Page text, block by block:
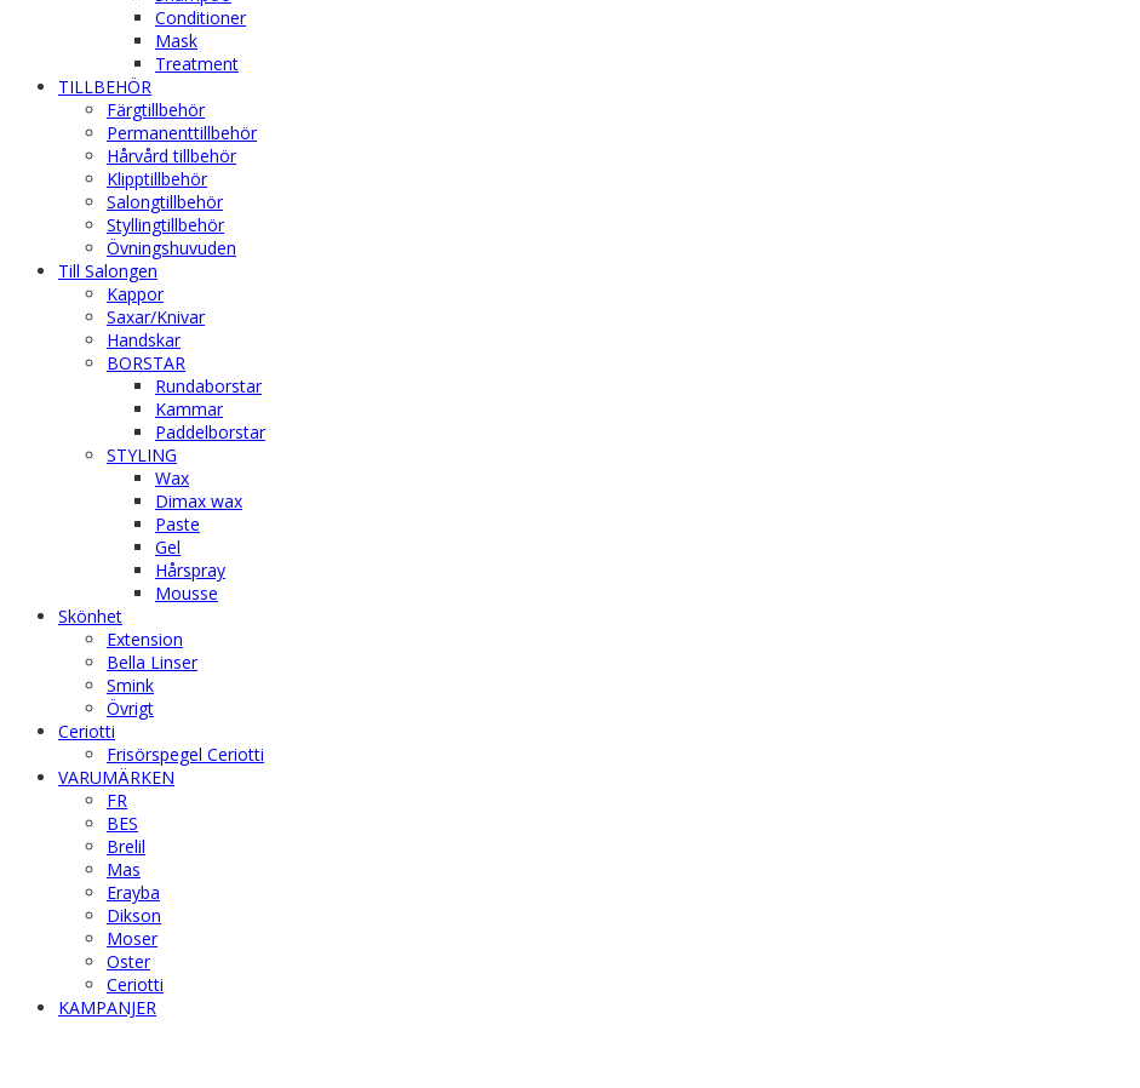
Conditioner
Mask
Treatment
TILLBEHÖR
Färgtillbehör
Permanenttillbehör
Hårvård tillbehör
Klipptillbehör
Salongtillbehör
Styllingtillbehör
Övningshuvuden
Till Salongen
Kappor
Saxar/Knivar
Handskar
BORSTAR
Rundaborstar
Kammar
Paddelborstar
STYLING
Wax
Dimax wax
Paste
Gel
Hårspray
Mousse
Skönhet
Extension
Bella Linser
Smink
Övrigt
Ceriotti
Frisörspegel Ceriotti
VARUMÄRKEN
FR
BES
Brelil
Mas
Erayba
Dikson
Moser
Oster
Ceriotti
KAMPANJER